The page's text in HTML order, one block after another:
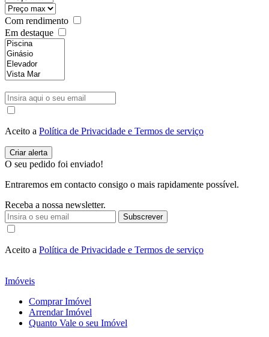
Com rendimento
Em destaque
Aceito a Política de Privacidade e Termos de serviço
O seu pedido foi enviado!
Entraremos em contacto consigo o mais rapidamente possível.
Receba a nossa newsletter.
Subscrever
Aceito a Política de Privacidade e Termos de serviço
Imóveis
Comprar Imóvel
Arrendar Imóvel
Quanto Vale o seu Imóvel